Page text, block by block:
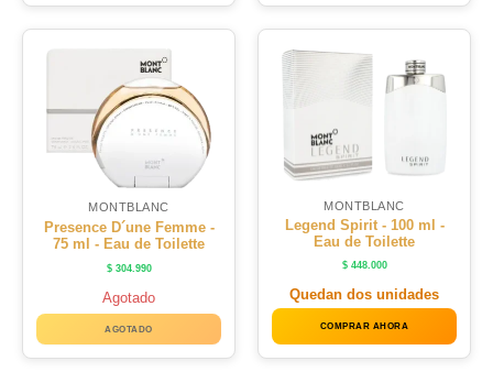
MONTBLANC
Presence D´une Femme -
75 ml - Eau de Toilette
$304.990
Agotado
AGOTADO
MONTBLANC
Legend Spirit - 100 ml -
Eau de Toilette
$448.000
Quedan dos unidades
COMPRAR AHORA